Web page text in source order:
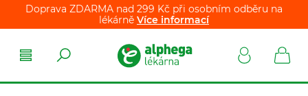
Doprava ZDARMA nad 299 Kč při osobním odběru na
lékárně Více informací